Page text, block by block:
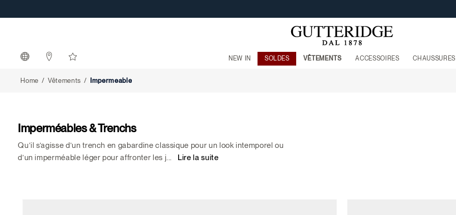
NEW IN SOLDES VÊTEMENTS ACCESSOIRES CHAUSSURES
Home Vêtements Impermeable
Imperméables & Trenchs
Qu’il s’agisse d’un trench en gabardine classique pour un look intemporel ou
d’un imperméable léger pour affronter les j... Lire la suite